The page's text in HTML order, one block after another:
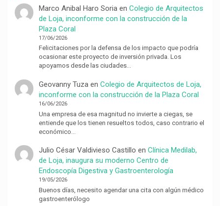
Marco Anibal Haro Soriaen Colegio de Arquitectos
de Loja, inconforme con la construcción de la
Plaza Coral
17/06/2026
Felicitaciones por la defensa de los impacto que podría
ocasionar este proyecto de inversión privada. Los
apoyamos desde las ciudades…
Geovanny Tuzaen Colegio de Arquitectos de Loja,
inconforme con la construcción de la Plaza Coral
16/06/2026
Una empresa de esa magnitud no invierte a ciegas, se
entiende que los tienen resueltos todos, caso contrario el
económico…
Julio César Valdivieso Castillo en Clínica Medilab,
de Loja, inaugura su moderno Centro de
Endoscopía Digestiva y Gastroenterología
19/05/2026
Buenos días, necesito agendar una cita con algún médico
gastroenterólogo